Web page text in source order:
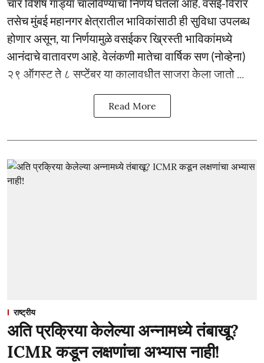
चार विशेष गाड्या चालविण्याचा निर्णय घेतला आहे. वसई-विरार
तसेच मुंबई महानगर क्षेत्रातील भाविकांसाठी ही सुविधा उपलब्ध
होणार असून, या निर्णयामुळे वसईकर ख्रिस्ती भाविकांमध्ये
आनंदाचे वातावरण आहे. वेलंकणी मातेचा वार्षिक सण (नोव्हेना)
२९ ऑगस्ट ते ८ सप्टेंबर या कालावधीत साजरा केला जातो ...
Read More
राष्ट्रीय
अति प्रक्रिया केलेल्या अन्नामध्ये तंबाखू?
ICMR कडून लक्षणांचा अभ्यास नाही!